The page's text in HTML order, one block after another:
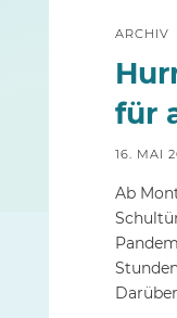
ARCHIV
für
16. MAI
Ab